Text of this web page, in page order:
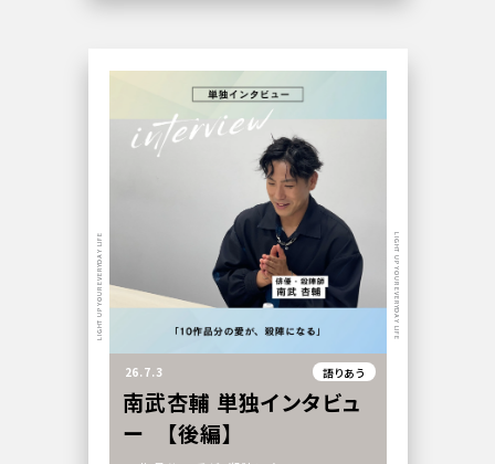
26.7.3 語りあう
南武杏輔 単独インタビュ
ー 【後編】
LIGHT UP YOUR EVERYDAY LIFE LIGHT UP YOUR EVERYDAY LIFE